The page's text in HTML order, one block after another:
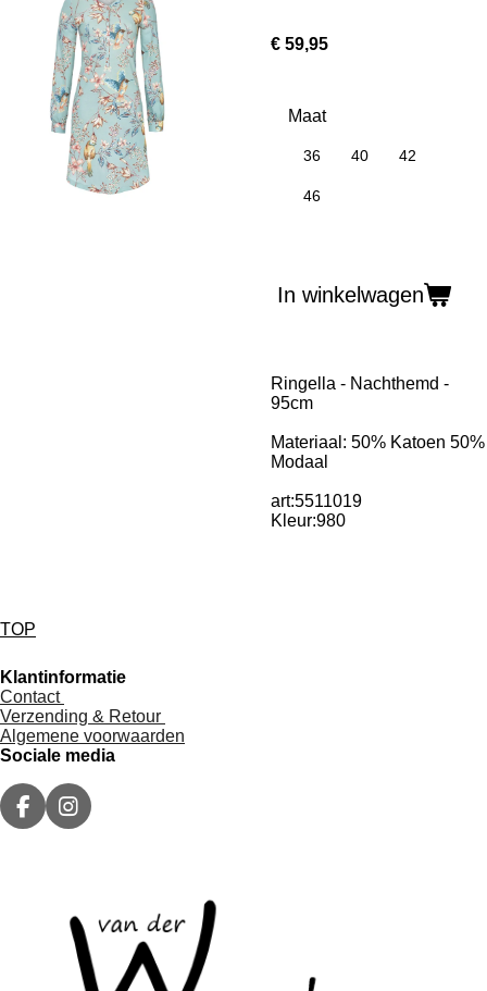
€ 59,95
Maat
36 40 42
46
In winkelwagen
Ringella - Nachthemd -
95cm
Materiaal: 50% Katoen 50%
Modaal
art:5511019
Kleur:980
TOP
Klantinformatie
Contact
Verzending & Retour
Algemene voorwaarden
Sociale media
F
I
g
r
a
m